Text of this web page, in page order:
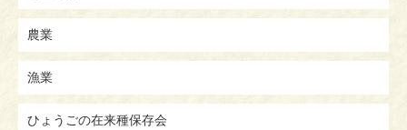
農業
漁業
ひょうごの在来種保存会